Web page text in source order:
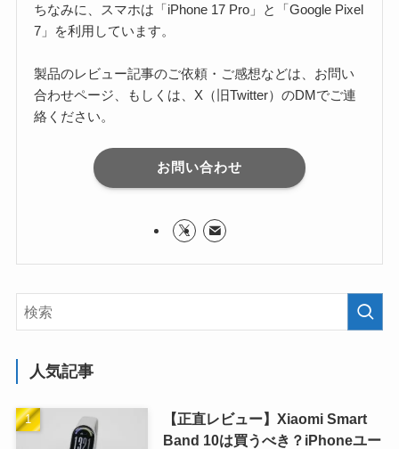
ちなみに、スマホは「iPhone 17 Pro」と「Google Pixel
7」を利用しています。
製品のレビュー記事のご依頼・ご感想などは、お問い
合わせページ、もしくは、X（旧Twitter）のDMでご連
絡ください。
お問い合わせ
人気記事
【正直レビュー】Xiaomi Smart
Band 10は買うべき？iPhoneユー